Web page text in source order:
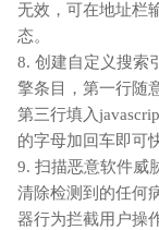
无效，可在地址栏
态。
8. 创建自定义搜索
擎条目，第一行随
第三行填入
的字母加回车即可
9. 扫描恶意软件威
清除检测到的任何
器行为拦截用户操